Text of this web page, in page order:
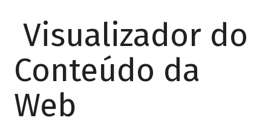
Visualizador do
Conteúdo da
Web